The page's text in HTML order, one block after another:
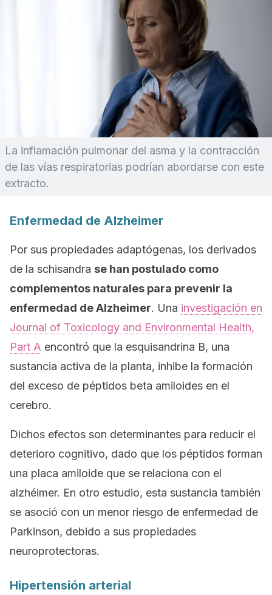
La inflamación pulmonar del asma y la contracción
de las vías respiratorias podrían abordarse con este
extracto.
Enfermedad de Alzheimer
Por sus propiedades adaptógenas, los derivados
de la schisandra se han postulado como
complementos naturales para prevenir la
enfermedad de Alzheimer. Una investigación en
Journal of Toxicology and Environmental Health,
Part A encontró que la esquisandrina B, una
sustancia activa de la planta, inhibe la formación
del exceso de péptidos beta amiloides en el
cerebro.
Dichos efectos son determinantes para reducir el
deterioro cognitivo, dado que los péptidos forman
una placa amiloide que se relaciona con el
alzhéimer. En otro estudio, esta sustancia también
se asoció con un menor riesgo de enfermedad de
Parkinson, debido a sus propiedades
neuroprotectoras.
Hipertensión arterial